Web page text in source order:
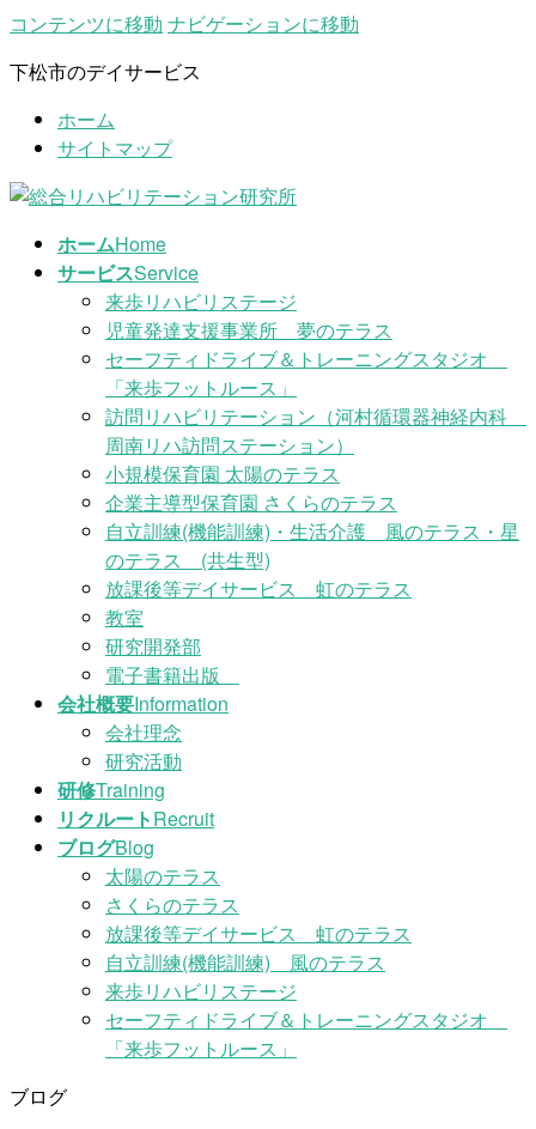
コンテンツに移動 ナビゲーションに移動
下松市のデイサービス
ホーム
サイトマップ
ホームHome
サービスService
来歩リハビリステージ
児童発達支援事業所 夢のテラス
セーフティドライブ＆トレーニングスタジオ
「来歩フットルース」
訪問リハビリテーション（河村循環器神経内科
周南リハ訪問ステーション）
小規模保育園 太陽のテラス
企業主導型保育園 さくらのテラス
自立訓練(機能訓練)・生活介護 風のテラス・星
のテラス (共生型)
放課後等デイサービス 虹のテラス
教室
研究開発部
電子書籍出版
会社概要Information
会社理念
研究活動
研修Training
リクルートRecruit
ブログBlog
太陽のテラス
さくらのテラス
放課後等デイサービス 虹のテラス
自立訓練(機能訓練) 風のテラス
来歩リハビリステージ
セーフティドライブ＆トレーニングスタジオ
「来歩フットルース」
ブログ